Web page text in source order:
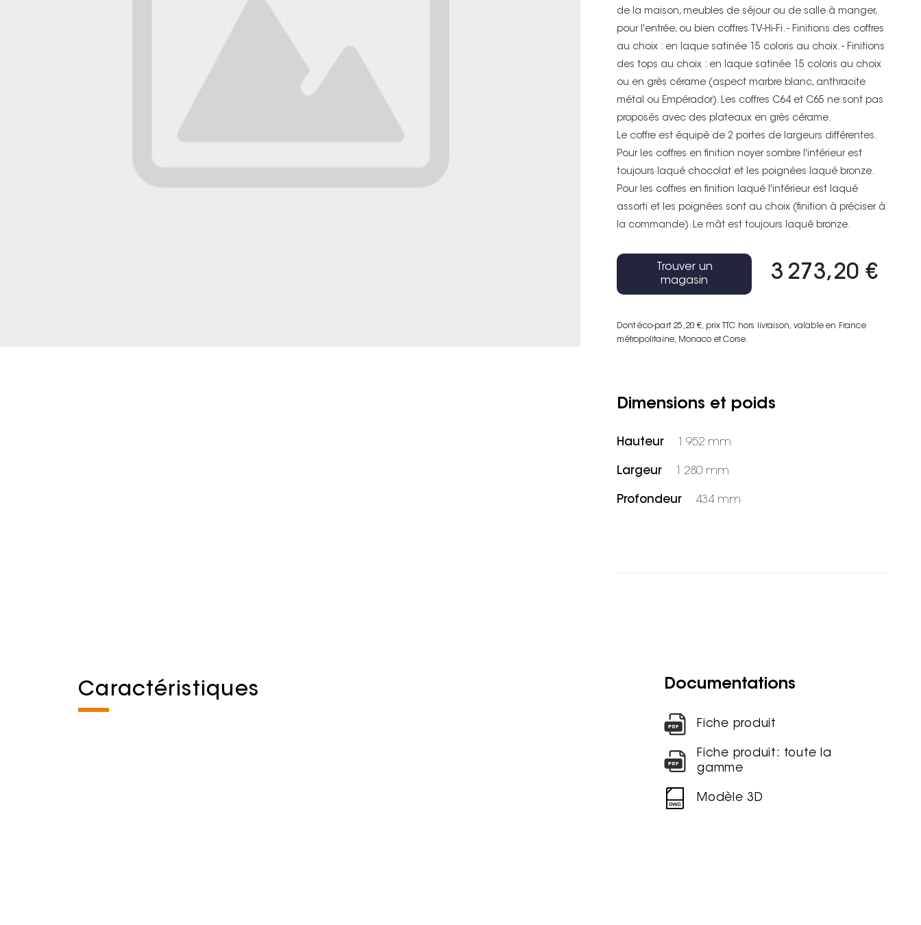
de la maison, meubles de séjour ou de salle à manger,
pour l'entrée, ou bien coffres TV-Hi-Fi. - Finitions des coffres
au choix : en laque satinée 15 coloris au choix. - Finitions
des tops au choix : en laque satinée 15 coloris au choix
ou en grès cérame (aspect marbre blanc, anthracite
métal ou Empérador). Les coffres C64 et C65 ne sont pas
proposés avec des plateaux en grès cérame.
Le coffre est équipé de 2 portes de largeurs différentes.
Pour les coffres en finition noyer sombre l'intérieur est
toujours laqué chocolat et les poignées laqué bronze.
Pour les coffres en finition laqué l'intérieur est laqué
assorti et les poignées sont au choix (finition à préciser à
la commande). Le mât est toujours laqué bronze.
3 273,20 €
Dont éco-part 25,20 €, prix TTC hors livraison, valable en France
métropolitaine, Monaco et Corse.
Trouver un
magasin
Dimensions et poids
Hauteur 1 952 mm
Largeur 1 280 mm
Profondeur 434 mm
Caractéristiques Documentations
Fiche produit
Fiche produit: toute la
gamme
Modèle 3D